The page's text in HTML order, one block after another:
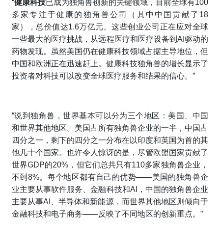
“健康科技已成为独角兽创新的关键领域，目前全球有100
多家专注于健康的独角兽公司（其中中国贡献了18
家），总价值达1.6万亿元。这些创业公司正在应对全球
一些最大的医疗挑战，从远程医疗和医疗设备到AI驱动的
药物发现。虽然美国仍在健康科技领域占据主导地位，但
中国和欧洲正在迅速赶上。健康科技独角兽的增长显示了
投资者对科技可以改变全球医疗服务和结果的信心。”
“说到独角兽，世界基本可以分为三个地区：美国、中国
和世界其他地区。美国占所有独角兽企业的一半，中国占
四分之一，剩下的四分之一分布在以印度和英国为首的其
他几十个国家。也许令人惊讶的是，尽管欧盟国家贡献了
世界GDP的20%，但它们总共只有110多家独角兽企业，
不到8%。每个地区都有自己的优势——美国的独角兽企
业主要从事软件服务、金融科技和AI，中国的独角兽企业
主要从事AI、半导体和新能源，而世界其他地区则倾向于
金融科技和电子商务——反映了不同地区的创新重点。”